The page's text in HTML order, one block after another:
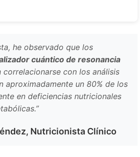
he observado que los
cuántico de resonancia
correlacionarse con los análisis
aproximadamente un 80% de los
en deficiencias nutricionales
Nutricionista Clínico